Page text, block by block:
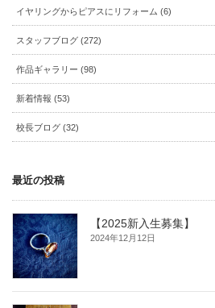
イヤリングからピアスにリフォーム (6)
スタッフブログ (272)
作品ギャラリー (98)
新着情報 (53)
校長ブログ (32)
最近の投稿
【2025新入生募集】
2024年12月12日